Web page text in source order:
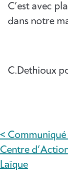
C’est avec
dans notre
C.Dethioux
DE
<
Centre
Laïque